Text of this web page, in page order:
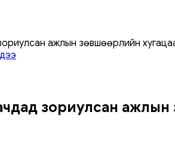
ажлын зөвшөөрлийн
зориулсан ажлын